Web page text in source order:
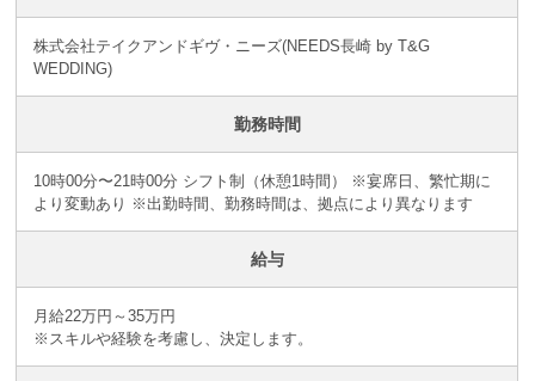
株式会社テイクアンドギヴ・ニーズ(NEEDS長崎 by T&G
WEDDING)
勤務時間
10時00分〜21時00分 シフト制（休憩1時間） ※宴席日、繁忙期に
より変動あり ※出勤時間、勤務時間は、拠点により異なります
給与
月給22万円～35万円
※スキルや経験を考慮し、決定します。